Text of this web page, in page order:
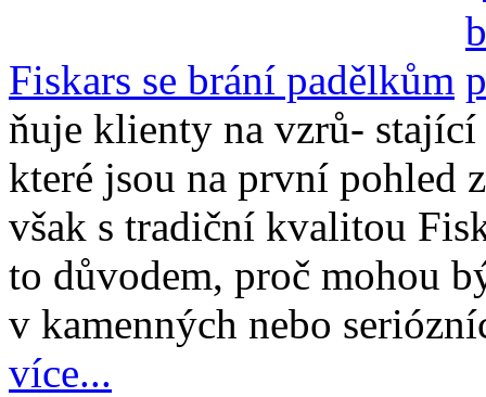
Fiskars se brání padělkům
ňuje klienty na vzrů-
které jsou na první pohled
však s tradiční kvalitou
to důvodem, proč mohou
v kamenných nebo
více...